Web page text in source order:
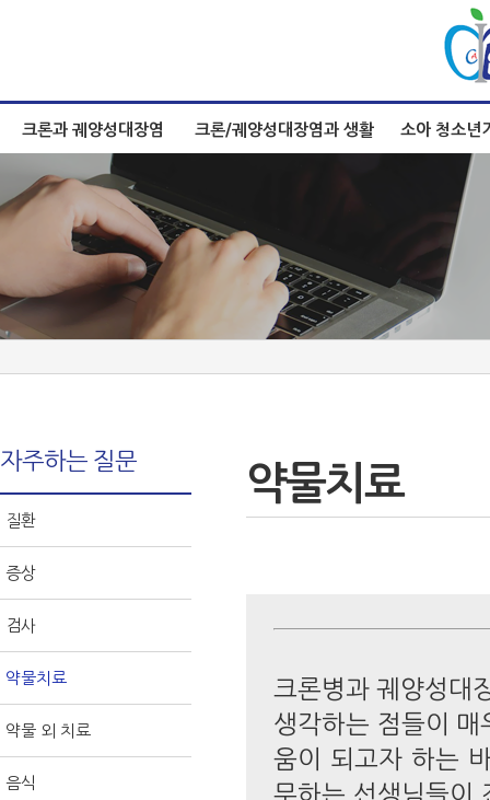
크론과 궤양성대장염 크론/궤양성대장염과 생활 소아 청소년
자주하는 질문
질환
증상
검사
약물치료
약물 외 치료
음식
약물치료
크론병과 궤양성대
생각하는 점들이
움이 되고자 하는
무하는 선생님들이